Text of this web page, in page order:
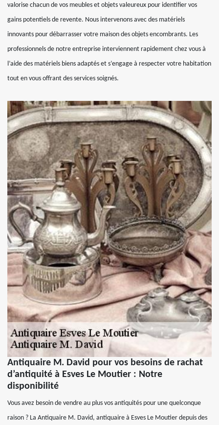
valorise chacun de vos meubles et objets valeureux pour identifier vos
gains potentiels de revente. Nous intervenons avec des matériels
innovants pour débarrasser votre maison des objets encombrants. Les
professionnels de notre entreprise interviennent rapidement chez vous à
l’aide des matériels biens adaptés et s’engage à respecter votre habitation
tout en vous offrant des services soignés.
Antiquaire M. David pour vos besoins de rachat
d’antiquité à Esves Le Moutier : Notre
disponibilité
Vous avez besoin de vendre au plus vos antiquités pour une quelconque
raison ? La Antiquaire M. David, antiquaire à Esves Le Moutier depuis des